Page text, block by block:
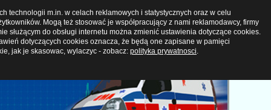
technologii m.in. w celach reklamowych i statystycznych oraz w celu
Mogą też stosować je współpracujący z nami reklamodawcy, firmy
służącym do obsługi internetu można zmienić ustawienia dotyczące cookies.
dotyczących cookies oznacza, że będą one zapisane w pamięci
jak je skasowac, wylaczyc - zobacz: polityka prywatnosci.